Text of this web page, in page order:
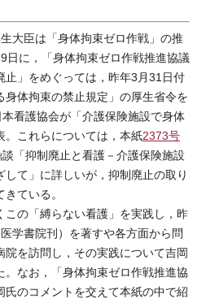
大臣は「身体拘束ゼロ作戦」の推
日に，「身体拘束ゼロ作戦推進協議
止」をめぐっては，昨年3月31日付
身体拘束の禁止規定」の厚生省令を
看護協会が「介護保険施設で身体
。これらについては，本紙2373号
談「抑制廃止と看護－介護保険施設
て」に詳しいが，抑制廃止の取り
ている。
の「縛らない看護」を実践し，昨
学書院刊）を著すや各方面から問
を訪問し，その実践について吉岡
。なお，「身体拘束ゼロ作戦推進協
のコメントを交えて本紙の中で紹